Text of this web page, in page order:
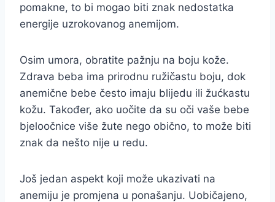
pomakne, to bi mogao biti znak nedostatka
energije uzrokovanog anemijom.
Osim umora, obratite pažnju na boju kože.
Zdrava beba ima prirodnu ružičastu boju, dok
anemične bebe često imaju blijedu ili žućkastu
kožu. Također, ako uočite da su oči vaše bebe
bjeloočnice više žute nego obično, to može biti
znak da nešto nije u redu.
Još jedan aspekt koji može ukazivati na
anemiju je promjena u ponašanju. Uobičajeno,